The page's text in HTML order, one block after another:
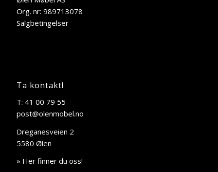
Org. nr: 989713078
Salgbetingelser
Ta kontakt!
T: 41 00 79 55
post@olenmobel.no
Dreganesveien 2
5580 Ølen
» Her finner du oss!